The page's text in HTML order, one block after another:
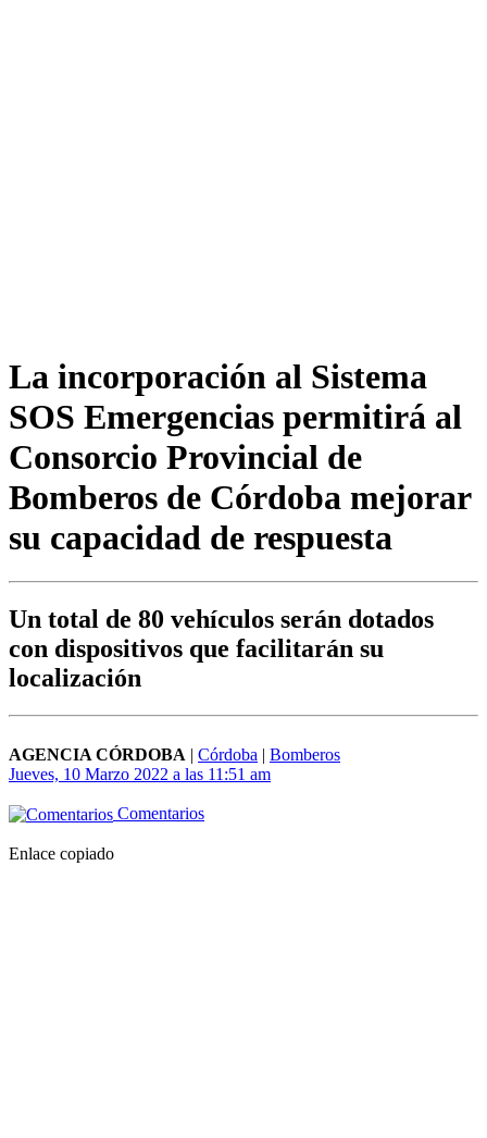
La incorporación al Sistema
SOS Emergencias permitirá al
Consorcio Provincial de
Bomberos de Córdoba mejorar
su capacidad de respuesta
Un total de 80 vehículos serán dotados
con dispositivos que facilitarán su
localización
AGENCIA CÓRDOBA | Córdoba | Bomberos
Jueves, 10 Marzo 2022 a las 11:51 am
Comentarios
Enlace copiado